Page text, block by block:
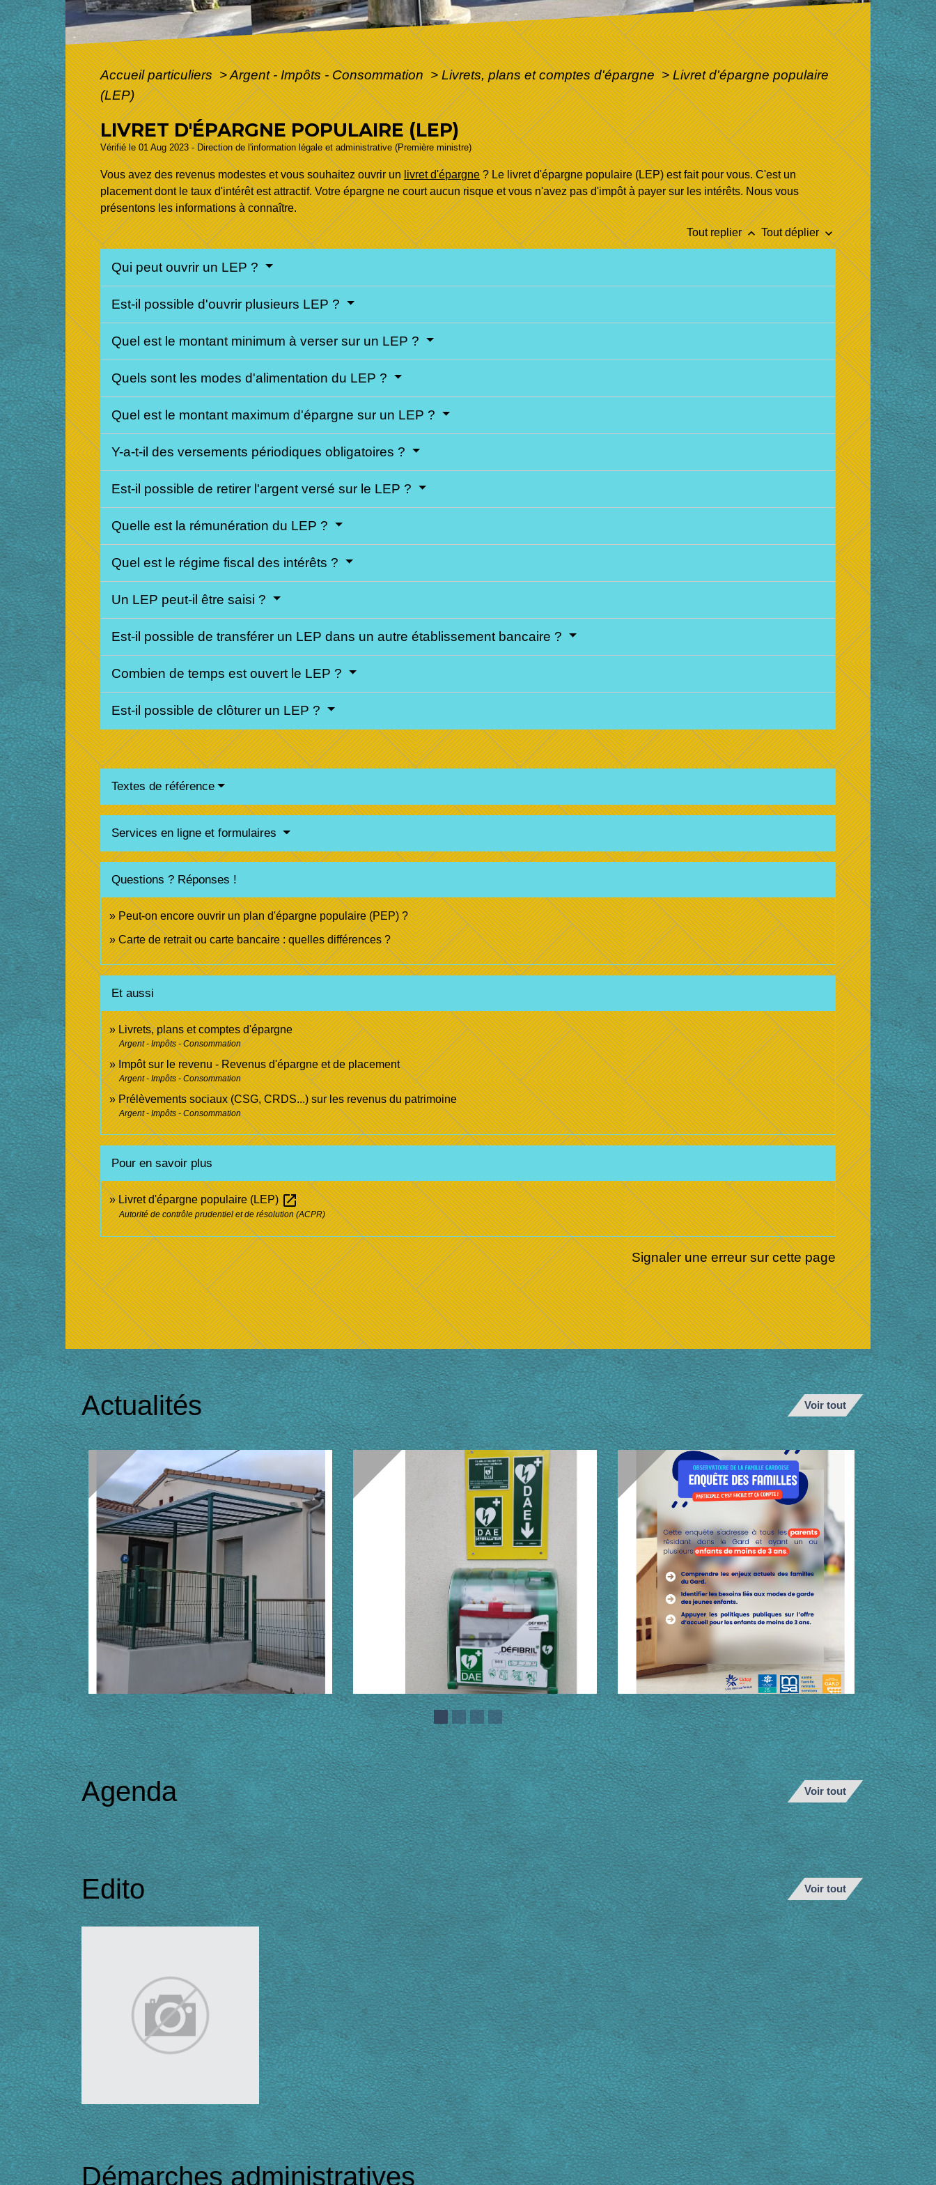
Accueil particuliers>Argent - Impôts - Consommation> Livrets, plans et comptes d'épargne> Livret d'épargne populaire
(LEP)
LIVRET D'ÉPARGNE POPULAIRE (LEP)
Vérifié le 01 Aug 2023 - Direction de l'information légale et administrative (Première ministre)
Vous avez des revenus modestes et vous souhaitez ouvrir unlivret d'épargne? Le livret d'épargne populaire (LEP) est fait pour vous. C'est un
placement dont le taux d'intérêt est attractif. Votre épargne ne court aucun risque et vous n'avez pas d'impôt à payer sur les intérêts. Nous vous
présentons les informations à connaître.
Tout replierkeyboard_arrow_up Tout déplierkeyboard_arrow_down
Qui peut ouvrir un LEP ?
Est-il possible d'ouvrir plusieurs LEP ?
Quel est le montant minimum à verser sur un LEP ?
Quels sont les modes d'alimentation du LEP ?
Quel est le montant maximum d'épargne sur un LEP ?
Y-a-t-il des versements périodiques obligatoires ?
Est-il possible de retirer l'argent versé sur le LEP ?
Quelle est la rémunération du LEP ?
Quel est le régime fiscal des intérêts ?
Un LEP peut-il être saisi ?
Est-il possible de transférer un LEP dans un autre établissement bancaire ?
Combien de temps est ouvert le LEP ?
Est-il possible de clôturer un LEP ?
Textes de référence
Services en ligne et formulaires
Questions ? Réponses !
Peut-on encore ouvrir un plan d'épargne populaire (PEP) ?
Carte de retrait ou carte bancaire : quelles différences ?
Et aussi
Livrets, plans et comptes d'épargne
Argent - Impôts - Consommation
Impôt sur le revenu - Revenus d'épargne et de placement
Argent - Impôts - Consommation
Prélèvements sociaux (CSG, CRDS...) sur les revenus du patrimoine
Argent - Impôts - Consommation
Pour en savoir plus
Livret d'épargne populaire (LEP)open_in_new
Autorité de contrôle prudentiel et de résolution (ACPR)
Signaler une erreur sur cette page
Actualités Voir tout
Agenda Voir tout
Edito Voir tout
Démarches administratives